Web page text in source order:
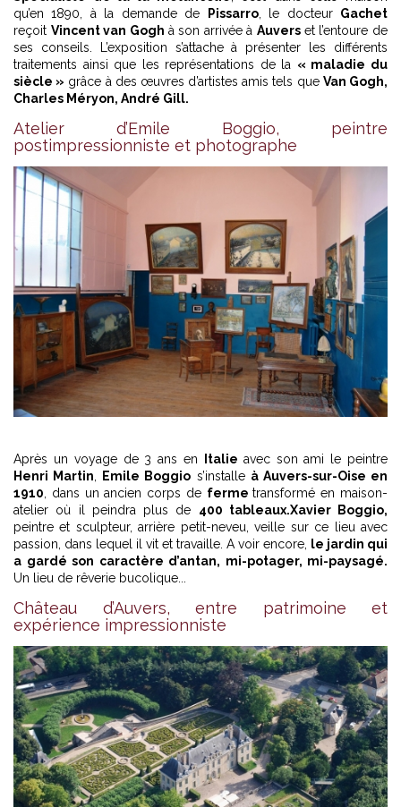
qu’en 1890, à la demande de
Pissarro, le docteur Gachet
reçoit Vincent van Gogh à son arrivée àAuvers et l’entoure de
ses conseils. L’exposition s’attache à présenter les différents
traitements ainsi que les représentations de la « maladie du
siècle » grâce à des œuvres d’artistes amis tels que Van Gogh,
Charles Méryon, André Gill.
Atelier d’Emile Boggio, peintre
postimpressionniste et photographe
Après un voyage de 3 ans en Italie avec son ami le peintre
Henri Martin
Emile Boggio s’installe à Auvers-sur-Oise en
1910 , dans un ancien corps de fermetransformé en maison-
atelier où il peindra plus de 400 tableaux.Xavier Boggio,
peintre et sculpteur, arrière petit-neveu, veille sur ce lieu avec
passion, dans lequel il vit et travaille. A voir encore, le jardin qui
a gardé son caractère d’antan, mi-potager, mi-paysagé.
Un lieu de rêverie bucolique...
Château d’Auvers, entre patrimoine et
expérience impressionniste